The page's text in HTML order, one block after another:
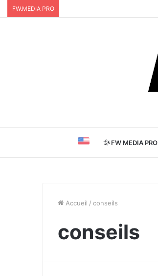
FW.MEDIA PRO
FW MEDIA PRO
Accueil / conseils
conseils